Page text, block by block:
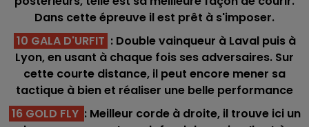
Dans cette épreuve il est prêt à s'imposer.
10 GALA D'URFIT : Double vainqueur à Laval puis à
Lyon, en usant à chaque fois ses adversaires. Sur
cette courte distance, il peut encore mener sa
tactique à bien et réaliser une belle performance
16 GOLD FLY : Meilleur corde à droite, il trouve ici un